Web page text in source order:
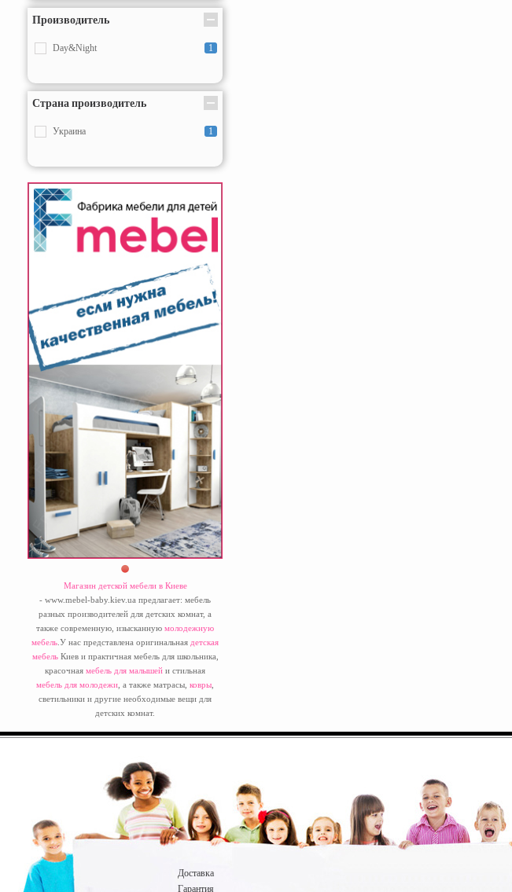
Производитель
Day&Night 1
Страна производитель
Украина 1
Магазин детской мебели в Киеве
- www.mebel-baby.kiev.ua предлагает: мебель
разных производителей для детских комнат, а
также современную, изысканную молодежную
мебель .У нас представлена оригинальная детская
мебельКиев и практичная мебель для школьника,
красочная мебель для малышей и стильная
мебель для молодежи , а также матрасы, ковры
светильники и другие необходимые вещи для
детских комнат.
Доставка
Гарантия